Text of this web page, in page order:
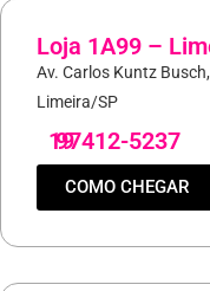
Loja 1A99 –
Av. Carlos Kuntz
Limeira/SP
19
97412-5237
COMO CHEGAR